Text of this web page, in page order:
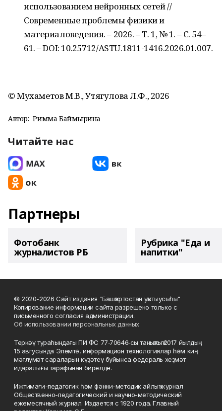
использованием нейронных сетей //
Современные проблемы физики и
материаловедения. – 2026. – Т. 1, № 1. – С. 54–
61. – DOI: 10.25712/ASTU.1811-1416.2026.01.007.
© Мухаметов М.В., Утягулова Л.Ф., 2026
Автор: Римма Баймырҙина
Читайте нас
Партнеры
Фотобанк
журналистов РБ
Рубрика "Еда и
напитки"
© 2020-2026 Сайт издания "Башҡортостан уҡытыусыһы"
Копирование информации сайта разрешено только с
письменного согласия администрации.
Об использовании персональных данных
Теркәү тураһындағы ПИ ФС 77‑70646‑сы таныҡлыҡ 2017 йылдың
15 авгусында Элемтә, информацион технологиялар һәм киң
мәғлүмәт сараларын күҙәтеү буйынса федераль хеҙмәт
идаралығы тарафынан бирелде.
Ижтимағи-педагогик һәм фәнни-методик айлыҡ журнал
Общественно-педагогический и научно-методический
ежемесячный журнал. Издается с 1920 года. Главный